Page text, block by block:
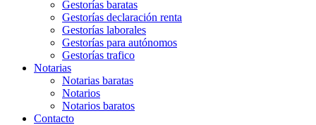
Gestorías baratas
Gestorías declaración renta
Gestorías laborales
Gestorías para autónomos
Gestorías trafico
Notarias
Notarias baratas
Notarios
Notarios baratos
Contacto